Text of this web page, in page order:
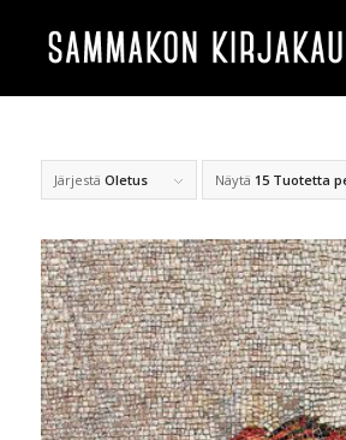
Järjestä Oletus Näytä 15 Tuotetta